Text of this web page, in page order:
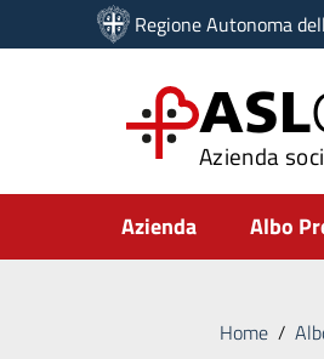
Vai ai contenuti
Vai al menu di navigazione
Regione Autonoma
ASL
Azienda
Submenu
Azienda Albo
Home /